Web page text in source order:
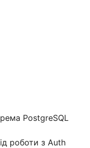
PostgreSQL
роботи з Auth